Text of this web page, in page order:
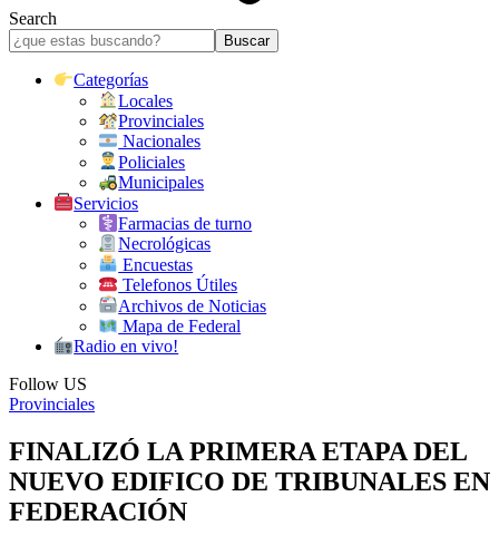
Search
Categorías
Locales
Provinciales
Nacionales
Policiales
Municipales
Servicios
Farmacias de turno
Necrológicas
Encuestas
Telefonos Útiles
Archivos de Noticias
Mapa de Federal
Radio en vivo!
Follow US
Provinciales
FINALIZÓ LA PRIMERA ETAPA DEL
NUEVO EDIFICO DE TRIBUNALES EN
FEDERACIÓN